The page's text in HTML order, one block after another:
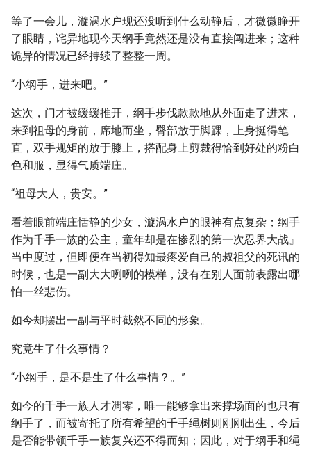
等了一会儿，漩涡水户现还没听到什么动静后，才微微睁开
了眼睛，诧异地现今天纲手竟然还是没有直接闯进来；这种
诡异的情况已经持续了整整一周。
“小纲手，进来吧。”
这次，门才被缓缓推开，纲手步伐款款地从外面走了进来，
来到祖母的身前，席地而坐，臀部放于脚踝，上身挺得笔
直，双手规矩的放于膝上，搭配身上剪裁得恰到好处的粉白
色和服，显得气质端庄。
“祖母大人，贵安。”
看着眼前端庄恬静的少女，漩涡水户的眼神有点复杂；纲手
作为千手一族的公主，童年却是在惨烈的第一次忍界大战』
当中度过，但即便在当初得知最疼爱自己的叔祖父的死讯的
时候，也是一副大大咧咧的模样，没有在别人面前表露出哪
怕一丝悲伤。
如今却摆出一副与平时截然不同的形象。
究竟生了什么事情？
“小纲手，是不是生了什么事情？。”
如今的千手一族人才凋零，唯一能够拿出来撑场面的也只有
纲手了，而被寄托了所有希望的千手绳树则刚刚出生，今后
是否能带领千手一族复兴还不得而知；因此，对于纲手和绳